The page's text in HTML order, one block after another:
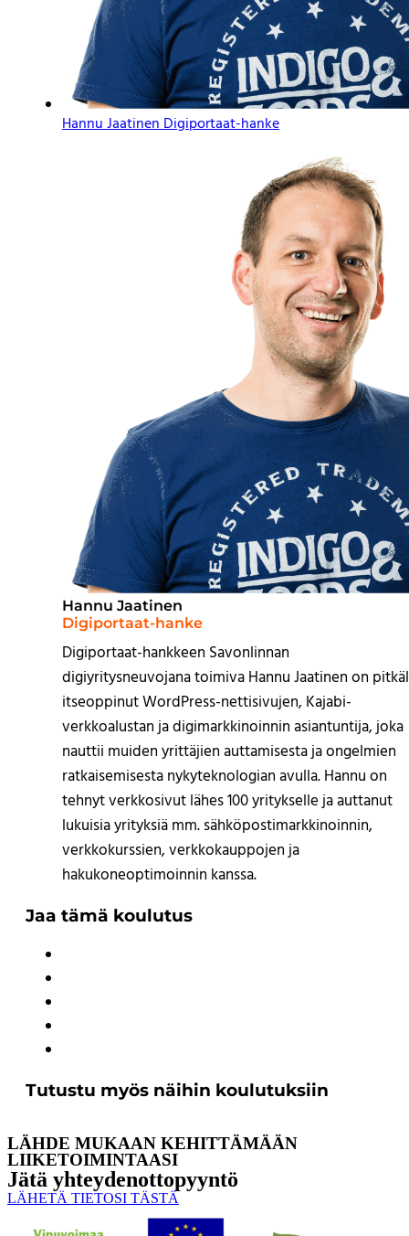
Hannu JaatinenDigiportaat-hanke
Hannu Jaatinen
Digiportaat-hanke
Digiportaat-hankkeen Savonlinnan
digiyritysneuvojana toimiva Hannu Jaatinen on
itseoppinut WordPress-nettisivujen, Kajabi-
verkkoalustan ja digimarkkinoinnin asiantuntija, joka
nauttii muiden yrittäjien auttamisesta ja ongelmien
ratkaisemisesta nykyteknologian avulla. Hannu on
tehnyt verkkosivut lähes 100 yritykselle ja auttanut
lukuisia yrityksiä mm. sähköpostimarkkinoinnin,
verkkokurssien, verkkokauppojen ja
hakukoneoptimoinnin kanssa.
Jaa tämä koulutus
Tutustu myös näihin koulutuksiin
LÄHDE MUKAAN KEHITTÄMÄÄN
LIIKETOIMINTAASI
Jätä yhteyden­ottopyyntö
LÄHETÄ TIETOSI TÄSTÄ